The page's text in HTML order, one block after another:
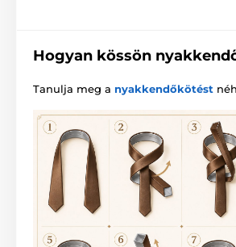
Hogyan kössön
Tanulja meg a nyakkendőkötést